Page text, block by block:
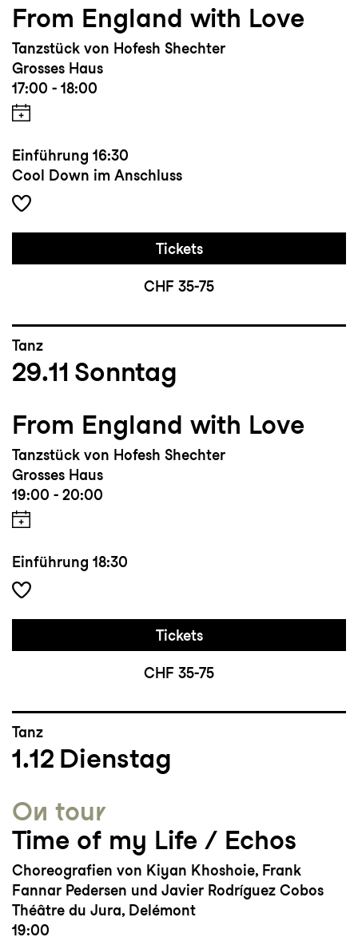
From England with Love
Tanzstück von Hofesh Shechter
Grosses Haus
17:00 - 18:00
Einführung 16:30
Cool Down im Anschluss
Tickets
CHF 35-75
Tanz
29.11 Sonntag
From England with Love
Tanzstück von Hofesh Shechter
Grosses Haus
19:00 - 20:00
Einführung 18:30
Tickets
CHF 35-75
Tanz
1.12 Dienstag
On tour
Time of my Life / Echos
Choreografien von Kiyan Khoshoie, Frank
Fannar Pedersen und Javier Rodríguez Cobos
Théâtre du Jura, Delémont
19:00